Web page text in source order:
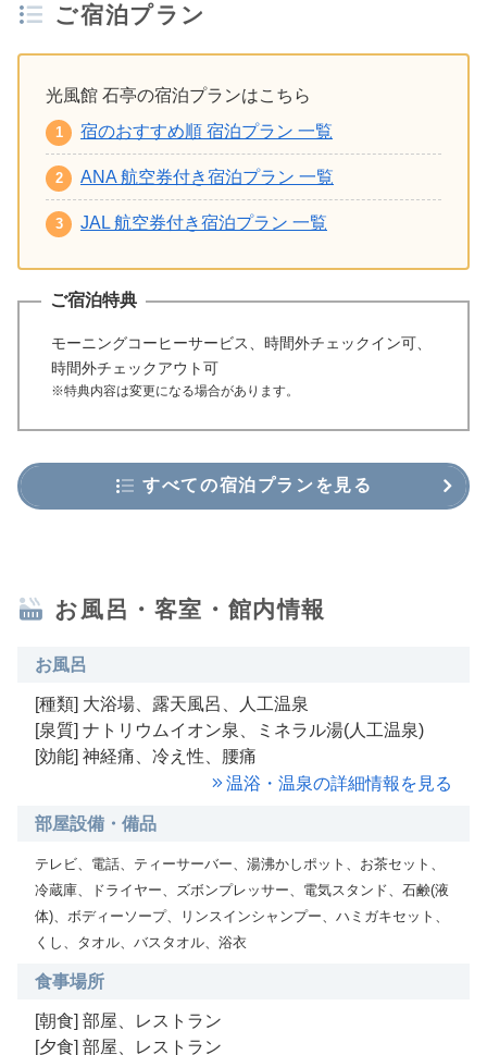
ご宿泊プラン
光風館 石亭の宿泊プランはこちら
宿のおすすめ順 宿泊プラン 一覧
ANA 航空券付き宿泊プラン 一覧
JAL 航空券付き宿泊プラン 一覧
ご宿泊特典
モーニングコーヒーサービス、時間外チェックイン可、
時間外チェックアウト可
※特典内容は変更になる場合があります。
すべての宿泊プランを見る
お風呂・客室・館内情報
お風呂
[種類] 大浴場、露天風呂、人工温泉
[泉質] ナトリウムイオン泉、ミネラル湯(人工温泉)
[効能] 神経痛、冷え性、腰痛
温浴・温泉の詳細情報を見る
部屋設備・備品
テレビ、電話、ティーサーバー、湯沸かしポット、お茶セット、
冷蔵庫、ドライヤー、ズボンプレッサー、電気スタンド、石鹸(液
体)、ボディーソープ、リンスインシャンプー、ハミガキセット、
くし、タオル、バスタオル、浴衣
食事場所
[朝食] 部屋、レストラン
[夕食] 部屋、レストラン